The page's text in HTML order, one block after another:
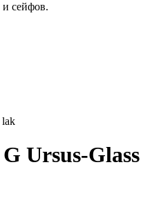
сейфов.
lak
Ursus-Glass